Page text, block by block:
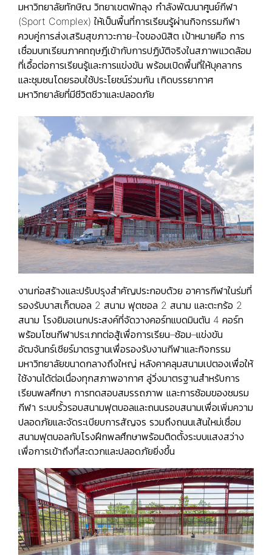
มหาวิทยาลัยทักษิณ วิทยาเขตพัทลุง กำลังพัฒนาศูนย์กีฬา
(Sport Complex) ให้เป็นพื้นที่การเรียนรู้ผ่านกิจกรรมกีฬา
ควบคู่การส่งเสริมสุขภาวะกาย–ใจของนิสิต เป้าหมายคือ การ
เชื่อมบทเรียนภาคทฤษฎีเข้ากับการปฏิบัติจริงในสภาพแวดล้อม
ที่เอื้อต่อการเรียนรู้และการแข่งขัน พร้อมเปิดพื้นที่ให้บุคลากร
และชุมชนโดยรอบใช้ประโยชน์ร่วมกัน เกิดบรรยากาศ
มหาวิทยาลัยที่มีชีวิตชีวาและปลอดภัย
งานก่อสร้างและปรับปรุงสำคัญประกอบด้วย อาคารกีฬาในร่มที่
รองรับบาสเก็ตบอล 2 สนาม ฟุตซอล 2 สนาม และตะกร้อ 2
สนาม โรงยิมอเนกประสงค์ที่จัดวางคอร์ทแบดมินตัน 4 คอร์ท
พร้อมโซนกีฬาประเภทต่อสู้เพื่อการเรียน–ซ้อม–แข่งขัน
อัฒจันทร์เชียร์มาตรฐานเพื่อรองรับงานกีฬาและกิจกรรม
มหาวิทยาลัยขนาดกลางถึงใหญ่ หลังคาคลุมสนามเปตองเพื่อให้
ใช้งานได้ต่อเนื่องทุกสภาพอากาศ ลู่วิ่งมาตรฐานสำหรับการ
เรียนพลศึกษา การทดสอบสมรรถภาพ และการซ้อมของชมรม
กีฬา ระบบรั้วรอบสนามฟุตบอลและถนนรอบสนามเพื่อเพิ่มความ
ปลอดภัยและจัดระเบียบการสัญจร รวมถึงถนนเส้นใหม่เชื่อม
สนามฟุตบอลกับโรงฝึกพลศึกษาพร้อมติดตั้งระบบแสงสว่าง
เพื่อการเข้าถึงที่สะดวกและปลอดภัยยิ่งขึ้น